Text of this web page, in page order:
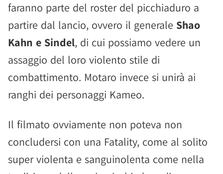
faranno parte del roster del picchiaduro a
partire dal lancio, ovvero il generale Shao
Kahn e Sindel, di cui possiamo vedere un
assaggio del loro violento stile di
combattimento. Motaro invece si unirà ai
ranghi dei personaggi Kameo.
Il filmato ovviamente non poteva non
concludersi con una Fatality, come al solito
super violenta e sanguinolenta come nella